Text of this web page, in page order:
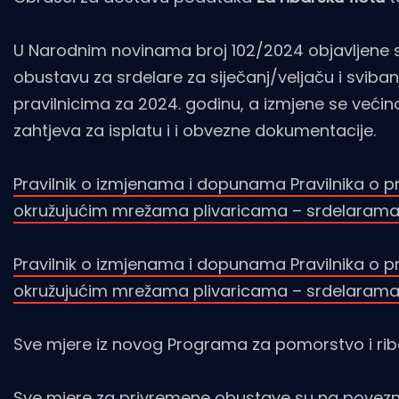
U Narodnim novinama broj 102/2024
obustavu za srdelare za siječanj/veljaču i
pravilnicima za 2024. godinu, a izmjene se
zahtjeva za isplatu i i obvezne dokumentacije.
Pravilnik o izmjenama i dopunama Pravilnika o
okružujućim mrežama plivaricama –
Pravilnik o izmjenama i dopunama Pravilnika o
okružujućim mrežama plivaricama –
Sve mjere iz novog Programa za pomorstvo i